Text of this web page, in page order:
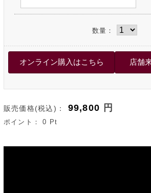
数量：
販売価格(税込)： 99,800 円
ポイント：0 Pt